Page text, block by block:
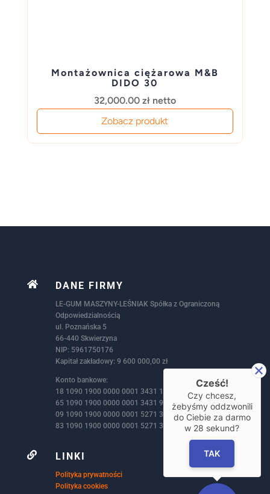
Montażownica ciężarowa M&B
DIDO 30
32,000.00 zł netto
Zobacz produkt
 DANE FIRMY
LE-GUM MASZYNY-LEŚNIAK Spółka z Ograniczoną
Odpowiedzialnością
ul. Poznańska 5
66-440 Skwierzyna
NIP: 5961750176
Kapitał zakładowy: 9 600 000,00 zł
Konto bankowe:
18 1090 1900 0000 0001 3431 1405 – PLN
65 1090 1900 0000 0001 3431 9386 – EUR
09 1090 1900 0000 0001 5271 3146 – GBP
83 1090 1900 0000 0001 5271 3172 – USD
 LINKI
Polityka prywatności
Polityka cookies
Cześć!
Czy chcesz,
żebyśmy oddzwonili
do Ciebie za darmo
w 28 sekund?
TAK